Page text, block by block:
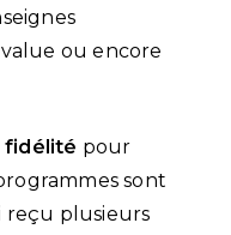
ou encore
fidélité pour
sont
reçu plusieurs